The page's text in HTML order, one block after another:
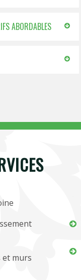
ABORDABLES
et murs